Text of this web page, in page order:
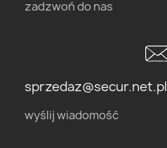
zadzwoń do nas
sprzedaz@secur.net.pl
wyślij wiadomość